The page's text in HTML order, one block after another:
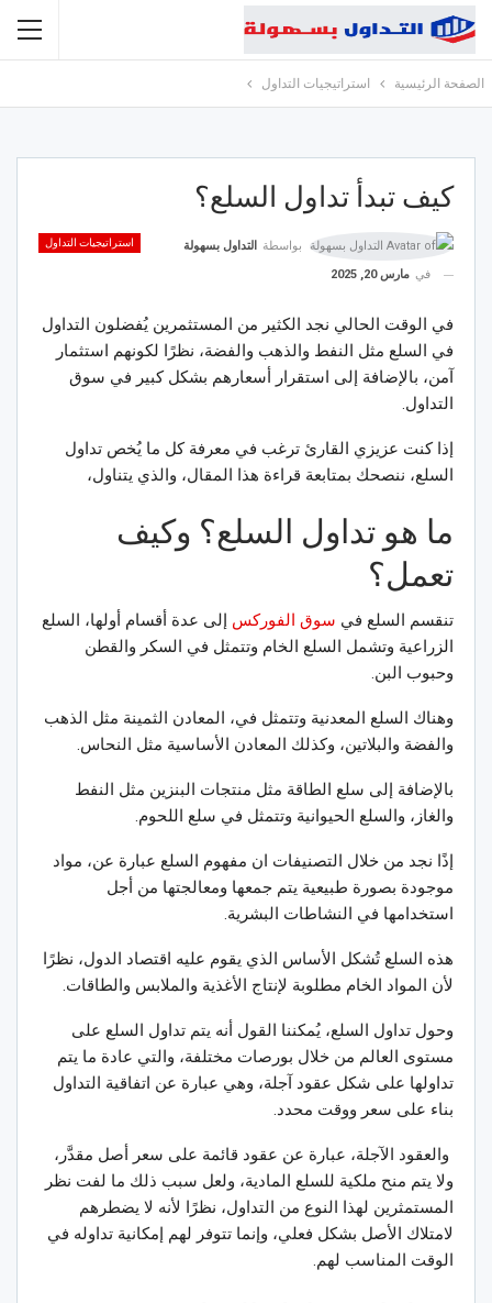
الصفحة الرئيسية استراتيجيات التداول
كيف تبدأ تداول السلع؟
استراتيجيات التداول بواسطة
التداول بسهولة
في مارس 20, 2025
في الوقت الحالي نجد الكثير من المستثمرين يُفضلون التداول
في السلع مثل النفط والذهب والفضة، نظرًا لكونهم استثمار
آمن، بالإضافة إلى استقرار أسعارهم بشكل كبير في سوق
التداول.
إذا كنت عزيزي القارئ ترغب في معرفة كل ما يُخص تداول
السلع، ننصحك بمتابعة قراءة هذا المقال، والذي يتناول،
ما هو تداول السلع؟ وكيف
تعمل؟
تنقسم السلع في سوق الفوركس إلى عدة أقسام أولها، السلع
الزراعية وتشمل السلع الخام وتتمثل في السكر والقطن
وحبوب البن.
وهناك السلع المعدنية وتتمثل في، المعادن الثمينة مثل الذهب
والفضة والبلاتين، وكذلك المعادن الأساسية مثل النحاس.
بالإضافة إلى سلع الطاقة مثل منتجات البنزين مثل النفط
والغاز، والسلع الحيوانية وتتمثل في سلع اللحوم.
إذًا نجد من خلال التصنيفات ان مفهوم السلع عبارة عن، مواد
موجودة بصورة طبيعية يتم جمعها ومعالجتها من أجل
استخدامها في النشاطات البشرية.
هذه السلع تُشكل الأساس الذي يقوم عليه اقتصاد الدول، نظرًا
لأن المواد الخام مطلوبة لإنتاج الأغذية والملابس والطاقات.
وحول تداول السلع، يُمكننا القول أنه يتم تداول السلع على
مستوى العالم من خلال بورصات مختلفة، والتي عادة ما يتم
تداولها على شكل عقود آجلة، وهي عبارة عن اتفاقية التداول
بناء على سعر ووقت محدد.
والعقود الآجلة، عبارة عن عقود قائمة على سعر أصل مقدَّر،
ولا يتم منح ملكية للسلع المادية، ولعل سبب ذلك ما لفت نظر
المستمثرين لهذا النوع من التداول، نظرًا لأنه لا يضطرهم
لامتلاك الأصل بشكل فعلي، وإنما تتوفر لهم إمكانية تداوله في
الوقت المناسب لهم.